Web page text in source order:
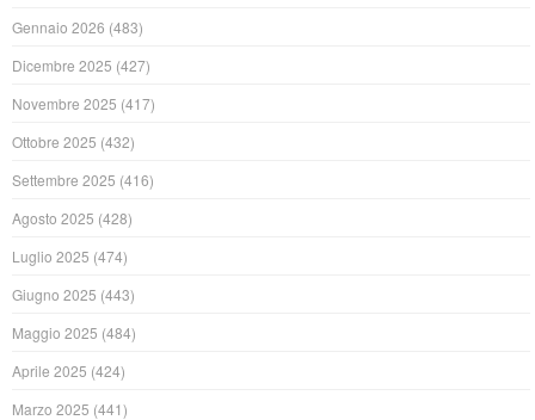
Gennaio 2026 (483)
Dicembre 2025 (427)
Novembre 2025 (417)
Ottobre 2025 (432)
Settembre 2025 (416)
Agosto 2025 (428)
Luglio 2025 (474)
Giugno 2025 (443)
Maggio 2025 (484)
Aprile 2025 (424)
Marzo 2025 (441)